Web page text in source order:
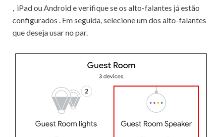
, iPad ou Android e verifique se os alto-falantes já estão
configurados . Em seguida, selecione um dos alto-falantes
que deseja usar no par.